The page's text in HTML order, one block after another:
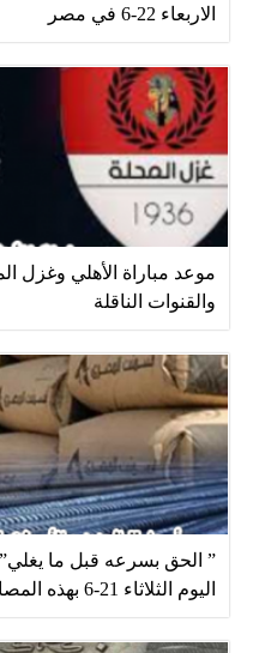
الاربعاء 22-6 في مصر
موعد مباراة الأهلي وغزل
والقنوات الناقلة
” الحق بسرعه قبل ما
اليوم الثلاثاء 21-6 بهذه المصانع بدون مشال